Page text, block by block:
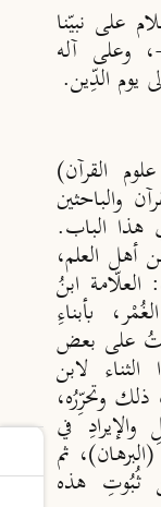
على نبيّنا
وعلى آله
يوم الدِّين.
القرآن)
والباحثين
هذا الباب.
أهل العلم،
ابنُ
بأبناءِ
على بعض
لابن
وتحرِّرُه،
في
ثم
ثُبُوتِ هذه